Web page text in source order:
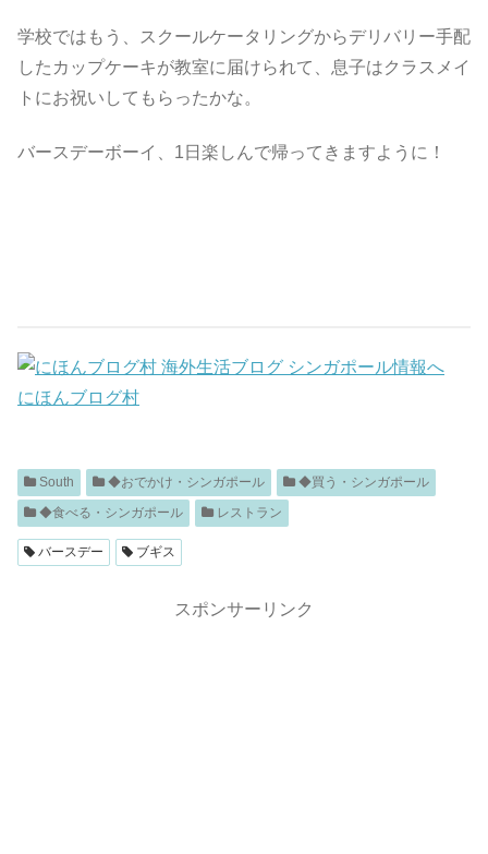
学校ではもう、スクールケータリングからデリバリー手配
したカップケーキが教室に届けられて、息子はクラスメイ
トにお祝いしてもらったかな。
バースデーボーイ、1日楽しんで帰ってきますように！
にほんブログ村
South ◆おでかけ・シンガポール
◆買う・シンガポール
◆食べる・シンガポール
レストラン
バースデー ブギス
スポンサーリンク